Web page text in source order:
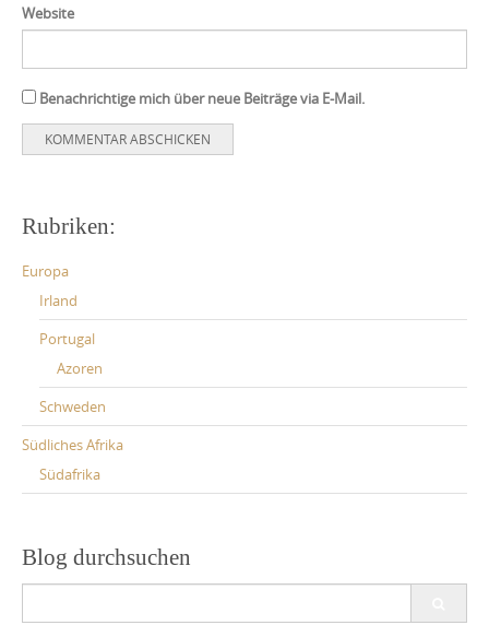
Website
Benachrichtige mich über neue Beiträge via E-Mail.
Rubriken:
Europa
Irland
Portugal
Azoren
Schweden
Südliches Afrika
Südafrika
Blog durchsuchen